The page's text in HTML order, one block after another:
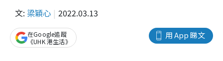
文: 梁穎心 2022.03.13
用 App 睇文
在Google追蹤
《UHK 港生活》